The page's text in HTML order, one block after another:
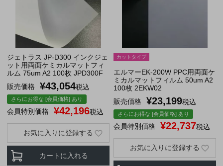
ジェトラス JP-D300 インクジェ
ット用両面ケミカルマットフィ
ルム 75um A2 100枚 JPD300F
販売価格
¥43,054税込
さらにお得な [会員価格] あり
会員特別価格 ¥42,196税込
カートに入れる
お気に入りに登録する
カットタイプ
エルマーEK-200W PPC用両面ケ
ミカルマットフィルム 50um A2
100枚 2EKW02
販売価格
¥23,199税込
さらにお得な [会員価格] あり
会員特別価格 ¥22,737税込
お気に入りに登録する